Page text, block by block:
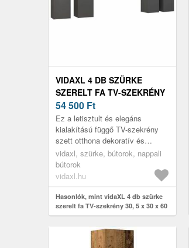
VIDAXL 4 DB SZÜRKE
SZERELT FA TV-SZEKRÉNY
30, 5 X 30 X 60 CM
54 500 Ft
Ez a letisztult és elegáns
kialakítású függő TV-szekrény
szett otthona dekoratív és
praktikus kiegészítője lesz.
vidaxl, szürke, bútorok, nappali
bútorok
vidaxl.hu
Hasonlók, mint vidaXL 4 db szürke
szerelt fa TV-szekrény 30, 5 x 30 x 60
cm